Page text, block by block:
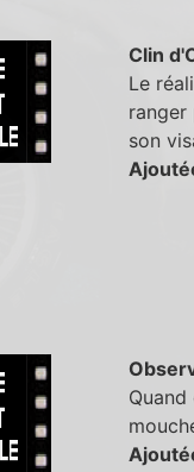
Clin
Le
ranger
son